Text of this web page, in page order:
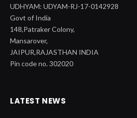
UDHYAM: UDYAM-RJ-17-0142928
Govt of India
148,Patraker Colony,
Mansarover,
JAIPUR,RAJASTHAN INDIA
Pin code no. 302020
LATEST NEWS